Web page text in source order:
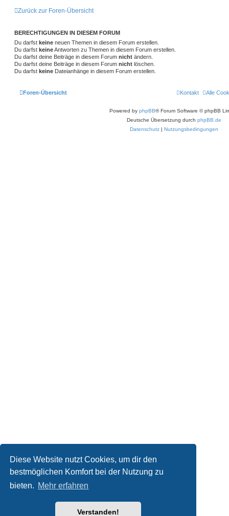
Diese Website nutzt Cookies, um dir den
bestmöglichen Komfort bei der Nutzung zu
bieten. Mehr erfahren
Verstanden!
Zurück zur Foren-Übersicht
BERECHTIGUNGEN IN DIESEM FORUM
Du darfst keine neuen Themen in diesem Forum erstellen.
Du darfst keineAntworten zu Themen in diesem Forum erstellen.
Du darfst deine Beiträge in diesem Forum nicht ändern.
Du darfst deine Beiträge in diesem Forum nicht löschen.
Du darfst keine Dateianhänge in diesem Forum erstellen.
Foren-Übersicht Alle
Kontakt
Powered by phpBB® Forum Software © phpBB
Deutsche Übersetzung durch phpBB.de
Datenschutz | Nutzungsbedingungen